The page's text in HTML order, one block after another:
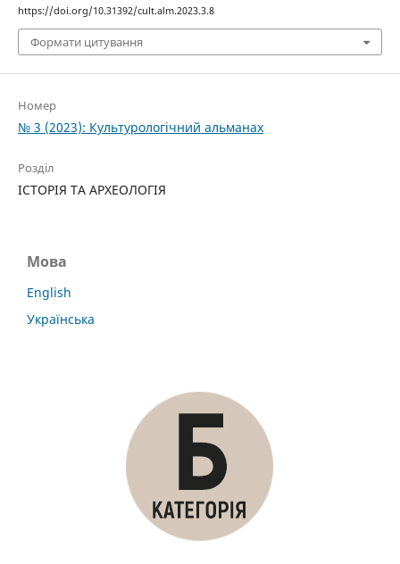
https://doi.org/10.31392/cult.alm.2023.3.8
Формати цитування
Номер
№ 3 (2023): Культурологічний альманах
Розділ
ІСТОРІЯ ТА АРХЕОЛОГІЯ
Мова
English
Українська